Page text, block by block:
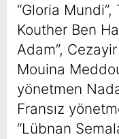
“Gloria
Kouther Ben
Adam”,
Mouina
yönetmen
Fransız
“Lübnan